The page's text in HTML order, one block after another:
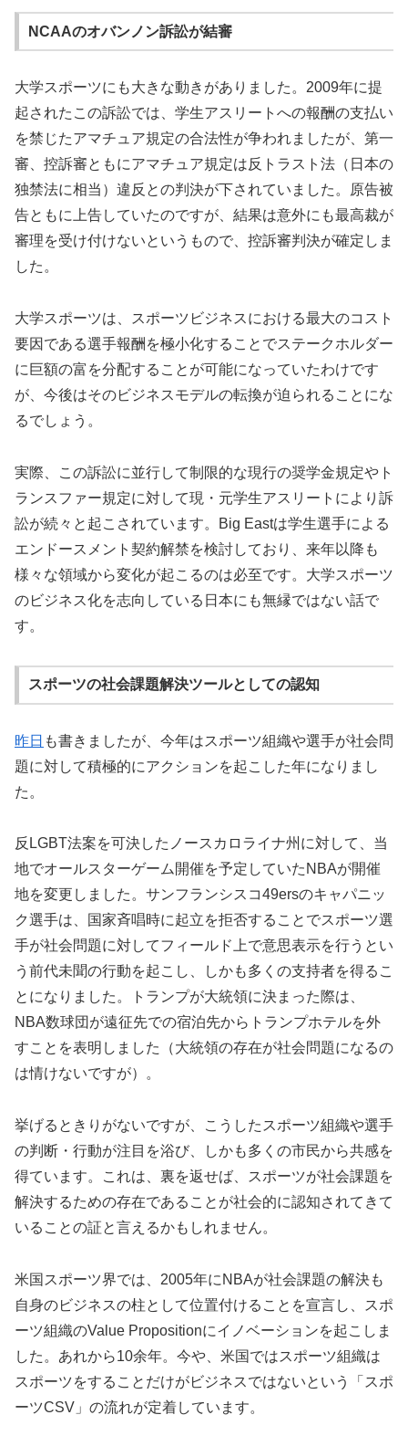
NCAAのオバンノン訴訟が結審
大学スポーツにも大きな動きがありました。2009年に提
起されたこの訴訟では、学生アスリートへの報酬の支払い
を禁じたアマチュア規定の合法性が争われましたが、第一
審、控訴審ともにアマチュア規定は反トラスト法（日本の
独禁法に相当）違反との判決が下されていました。原告被
告ともに上告していたのですが、結果は意外にも最高裁が
審理を受け付けないというもので、控訴審判決が確定しま
した。
大学スポーツは、スポーツビジネスにおける最大のコスト
要因である選手報酬を極小化することでステークホルダー
に巨額の富を分配することが可能になっていたわけです
が、今後はそのビジネスモデルの転換が迫られることにな
るでしょう。
実際、この訴訟に並行して制限的な現行の奨学金規定やト
ランスファー規定に対して現・元学生アスリートにより訴
訟が続々と起こされています。Big Eastは学生選手による
エンドースメント契約解禁を検討しており、来年以降も
様々な領域から変化が起こるのは必至です。大学スポーツ
のビジネス化を志向している日本にも無縁ではない話で
す。
スポーツの社会課題解決ツールとしての認知
昨日 も書きましたが、今年はスポーツ組織や選手が社会問
題に対して積極的にアクションを起こした年になりまし
た。
反LGBT法案を可決したノースカロライナ州に対して、当
地でオールスターゲーム開催を予定していたNBAが開催
地を変更しました。サンフランシスコ49ersのキャパニッ
ク選手は、国家斉唱時に起立を拒否することでスポーツ選
手が社会問題に対してフィールド上で意思表示を行うとい
う前代未聞の行動を起こし、しかも多くの支持者を得るこ
とになりました。トランプが大統領に決まった際は、
NBA数球団が遠征先での宿泊先からトランプホテルを外
すことを表明しました（大統領の存在が社会問題になるの
は情けないですが）。
挙げるときりがないですが、こうしたスポーツ組織や選手
の判断・行動が注目を浴び、しかも多くの市民から共感を
得ています。これは、裏を返せば、スポーツが社会課題を
解決するための存在であることが社会的に認知されてきて
いることの証と言えるかもしれません。
米国スポーツ界では、2005年にNBAが社会課題の解決も
自身のビジネスの柱として位置付けることを宣言し、スポ
ーツ組織のValue Propositionにイノベーションを起こしま
した。あれから10余年。今や、米国ではスポーツ組織は
スポーツをすることだけがビジネスではないという「スポ
ーツCSV」の流れが定着しています。